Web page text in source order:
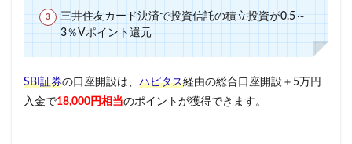
三井住友カード決済で投資信託の積立投資が0.5～
3％Vポイント還元
SBI証券の口座開設は、 ハピタス経由の総合口座開設＋5万円
入金で18,000円相当のポイントが獲得できます。